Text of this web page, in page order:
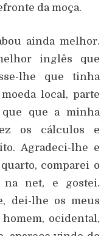
da moça.
ainda melhor.
inglês que
lhe que tinha
local, parte
que a minha
os cálculos e
Agradeci-lhe e
comparei o
na net, e gostei.
dei-lhe os meus
ocidental,